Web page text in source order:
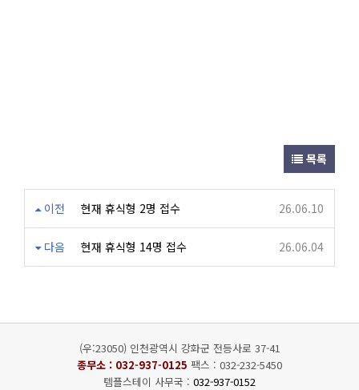
목록
이전 현재 휴식형 2명 접수 26.06.10
다음 현재 휴식형 14명 접수 26.06.04
(우:23050) 인천광역시 강화군 전등사로 37-41
종무소 : 032-937-0125 팩스 : 032-232-5450
템플스테이 사무국 : 032-937-0152